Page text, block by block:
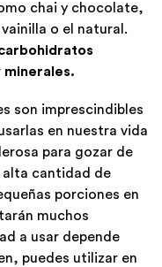
chai y chocolate,
o el natural.
minerales.
son imprescindibles
en nuestra vida
para gozar de
alta cantidad de
porciones en
muchos
a usar depende
puedes utilizar en